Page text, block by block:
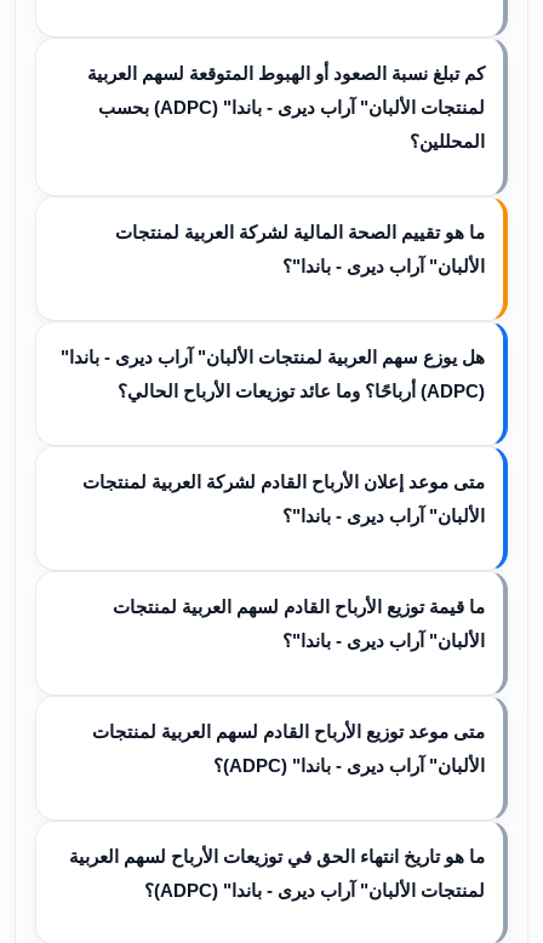
كم تبلغ نسبة الصعود أو الهبوط المتوقعة لسهم العربية
لمنتجات الألبان" آراب ديرى - باندا" (ADPC) بحسب
المحللين؟
ما هو تقييم الصحة المالية لشركة العربية لمنتجات
الألبان" آراب ديرى - باندا"؟
هل يوزع سهم العربية لمنتجات الألبان" آراب ديرى - باندا"
(ADPC) أرباحًا؟ وما عائد توزيعات الأرباح الحالي؟
متى موعد إعلان الأرباح القادم لشركة العربية لمنتجات
الألبان" آراب ديرى - باندا"؟
ما قيمة توزيع الأرباح القادم لسهم العربية لمنتجات
الألبان" آراب ديرى - باندا"؟
متى موعد توزيع الأرباح القادم لسهم العربية لمنتجات
الألبان" آراب ديرى - باندا" (ADPC)؟
ما هو تاريخ انتهاء الحق في توزيعات الأرباح لسهم العربية
لمنتجات الألبان" آراب ديرى - باندا" (ADPC)؟